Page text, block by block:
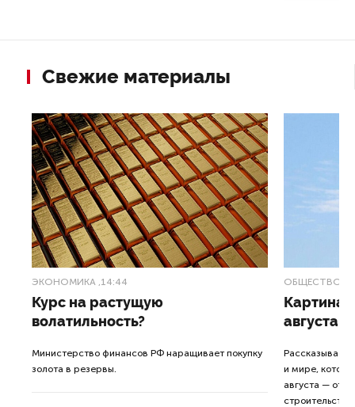
Свежие материалы
ЭКОНОМИКА ,14:44
Курс на растущую
волатильность?
Министерство финансов РФ наращивает покупку
золота в резервы.
ОБЩЕСТВО
Картина
августа
Рассказываем
и мире,
августа — от